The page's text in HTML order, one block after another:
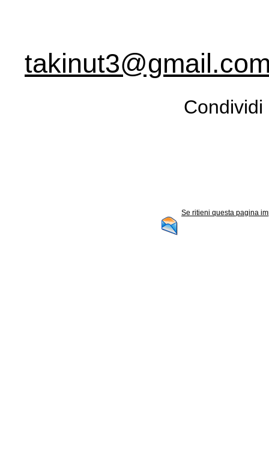
Se ritieni questa pagina